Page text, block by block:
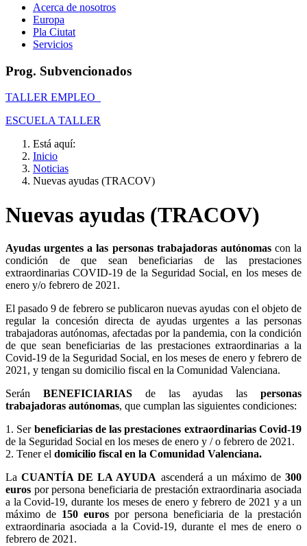
Acerca de nosotros
Europa
Pla Ciutat
Servicios
Prog. Subvencionados
TALLER EMPLEO
ESCUELA TALLER
Está aquí:
Inicio
Noticias
Nuevas ayudas (TRACOV)
Nuevas ayudas (TRACOV)
Ayudas urgentes a las personas trabajadoras autónomascon la
condición de que sean beneficiarias de las prestaciones
extraordinarias COVID-19 de la Seguridad Social, en los meses de
enero y/o febrero de 2021.
El pasado 9 de febrero se publicaron nuevas ayudas con el objeto de
regular la concesión directa de ayudas urgentes a las personas
trabajadoras autónomas, afectadas por la pandemia, con la condición
de que sean beneficiarias de las prestaciones extraordinarias a la
Covid-19 de la Seguridad Social, en los meses de enero y febrero de
2021, y tengan su domicilio fiscal en la Comunidad Valenciana.
Serán BENEFICIARIASde las ayudas laspersonas
trabajadoras autónomas, que cumplan las siguientes condiciones:
1. Serbeneficiarias de las prestaciones extraordinarias Covid-19
de la Seguridad Social en los meses de enero y / o febrero de 2021.
2. Tener el domicilio fiscal en la Comunidad Valenciana.
LaCUANTÍA DE LA AYUDA ascenderá a un máximo de300
euros por persona beneficiaria de prestación extraordinaria asociada
a la Covid-19, durante los meses de enero y febrero de 2021 y a un
máximo de 150 euros por persona beneficiaria de la prestación
extraordinaria asociada a la Covid-19, durante el mes de enero o
febrero de 2021.